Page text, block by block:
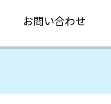
お問い合わせ